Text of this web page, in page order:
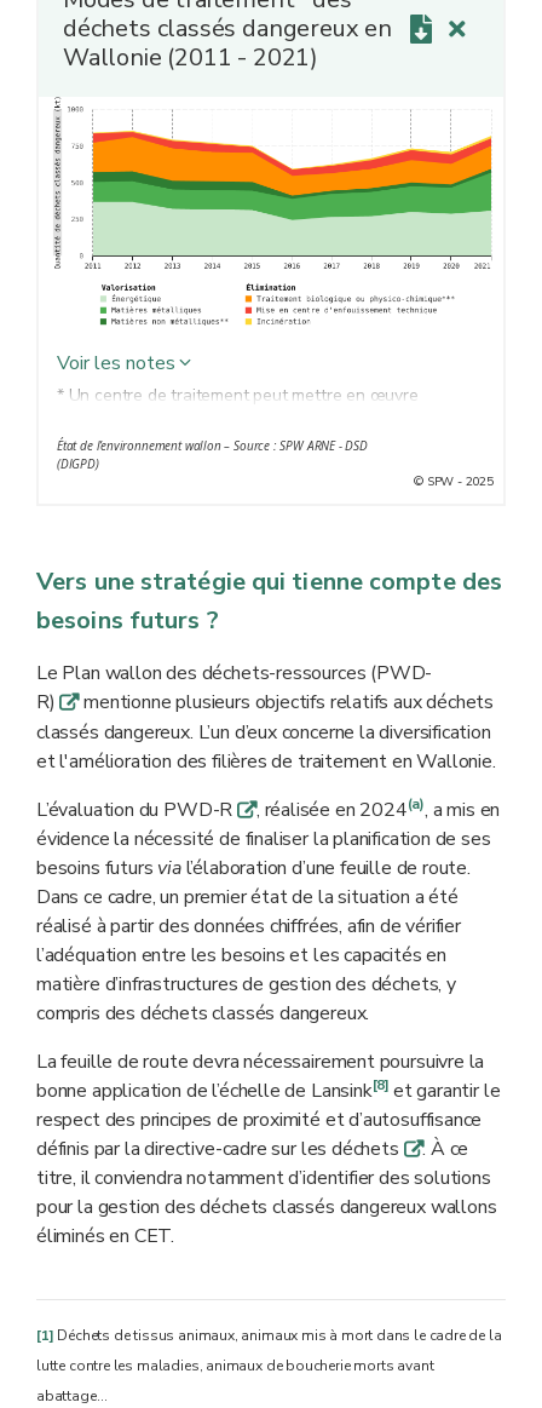
déchets classés dangereux en
Wallonie (2011 - 2021)
Voir les notes
* Un centre de traitement peut mettre en œuvre
repris dans les statistiques.
** Récupération, régénération, recyclage de matières
État de l’environnement wallon – Source : SPW ARNE - DSD
(DIGPD)
© SPW - 2025
Vers une stratégie qui tienne compte des
besoins futurs ?
Le Plan wallon des déchets-ressources (PWD-
R)qmentionne plusieurs objectifs relatifs aux déchets
classés dangereux. L’un d’eux concerne la diversification
et l'amélioration des filières de traitement en Wallonie.
L’évaluation du PWD-Rq, réalisée en 2024(a), a mis en
évidence la nécessité de finaliser la planification de ses
besoins futurs vial’élaboration d’une feuille de route.
Dans ce cadre, un premier état de la situation a été
réalisé à partir des données chiffrées, afin de vérifier
l’adéquation entre les besoins et les capacités en
matière d’infrastructures de gestion des déchets, y
compris des déchets classés dangereux.
La feuille de route devra nécessairement poursuivre la
bonne application de l’échelle de Lansink[8] et garantir le
respect des principes de proximité et d’autosuffisance
définis par la directive-cadre sur les déchets q. À ce
titre, il conviendra notamment d’identifier des solutions
pour la gestion des déchets classés dangereux wallons
éliminés en CET.
[1] Déchets de tissus animaux, animaux mis à mort dans le cadre de la
lutte contre les maladies, animaux de boucherie morts avant
abattage…